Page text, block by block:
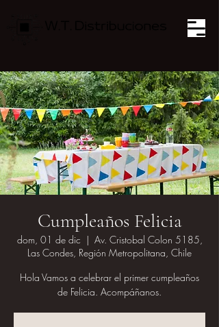
Cumpleaños Felicia
dom, 01 de dic
  |
Av. Cristobal Colon 5185,
Las Condes, Región Metropolitana, Chile
Hola Vamos a celebrar el primer cumpleaños
de Felicia. Acompáñanos.